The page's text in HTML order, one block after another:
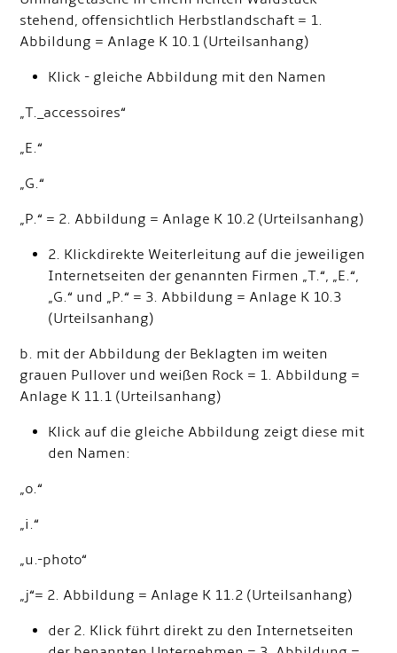
stehend, offensichtlich Herbstlandschaft = 1.
Abbildung = Anlage K 10.1 (Urteilsanhang)
Klick - gleiche Abbildung mit den Namen
„T._accessoires“
„E.“
„G.“
„P.“ = 2. Abbildung = Anlage K 10.2 (Urteilsanhang)
2. Klickdirekte Weiterleitung auf die jeweiligen
Internetseiten der genannten Firmen „T.“, „E.“,
„G.“ und „P.“ = 3. Abbildung = Anlage K 10.3
(Urteilsanhang)
b. mit der Abbildung der Beklagten im weiten
grauen Pullover und weißen Rock = 1. Abbildung =
Anlage K 11.1 (Urteilsanhang)
Klick auf die gleiche Abbildung zeigt diese mit
den Namen:
„o.“
„i.“
„u.-photo“
„j“= 2. Abbildung = Anlage K 11.2 (Urteilsanhang)
der 2. Klick führt direkt zu den Internetseiten